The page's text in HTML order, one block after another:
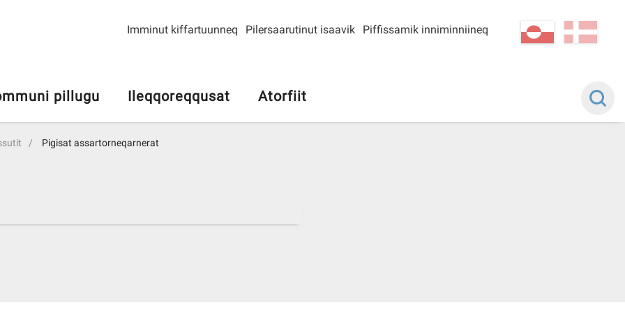
kl-GL
Imminut kiffartuunneq Pilersaarutinut isaavik Piffissamik inniminniineq
pillugu Ileqqoreqqusat Atorfiit
Pigisat assartorneqarnerat